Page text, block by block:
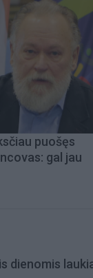
puošęs
gal jau
dienomis